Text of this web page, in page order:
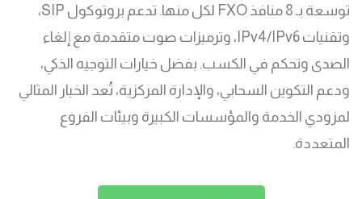
توسعة بـ 8 منافذ FXO لكل منها. تدعم بروتوكول SIP،
وتقنيات IPv4/IPv6، وترميزات صوت متقدمة مع إلغاء
الصدى وتحكم في الكسب. بفضل خيارات التوجيه الذكي،
ودعم التكوين السحابي، والإدارة المركزية، تُعد الخيار المثالي
لمزودي الخدمة والمؤسسات الكبيرة وبيئات الفروع
المتعددة.